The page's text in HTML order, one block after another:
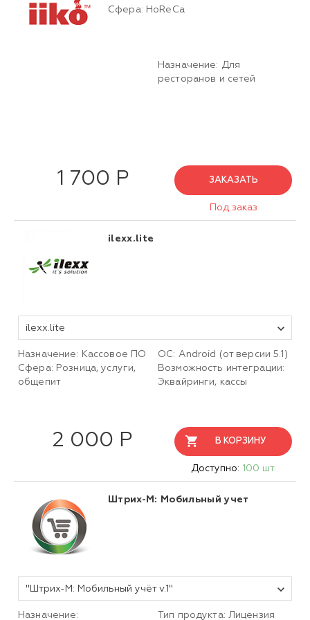
Сфера: HoReCa
Назначение: Для
ресторанов и сетей
1 700 Р ЗАКАЗАТЬ
Под заказ
ilexx.lite
ilexx.lite
Назначение: Кассовое ПО
Сфера: Розница, услуги,
общепит
ОС: Android (от версии 5.1)
Возможность интеграции:
Эквайринги, кассы
2 000 Р В КОРЗИНУ
Доступно: 100 шт.
Штрих-М: Мобильный учет
"Штрих-М: Мобильный учёт v.1"
Назначение: Тип продукта: Лицензия